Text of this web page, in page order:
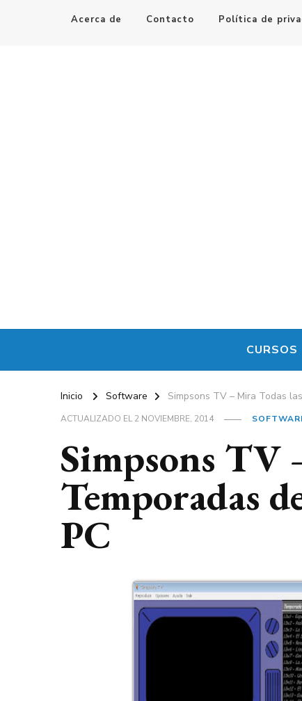
Acerca de Contacto Política de
CURSOS
Inicio Software Simpsons TV – Mira Todas
ACTUALIZADO EL2 NOVIEMBRE, 2014
Simpsons TV
Temporadas
PC